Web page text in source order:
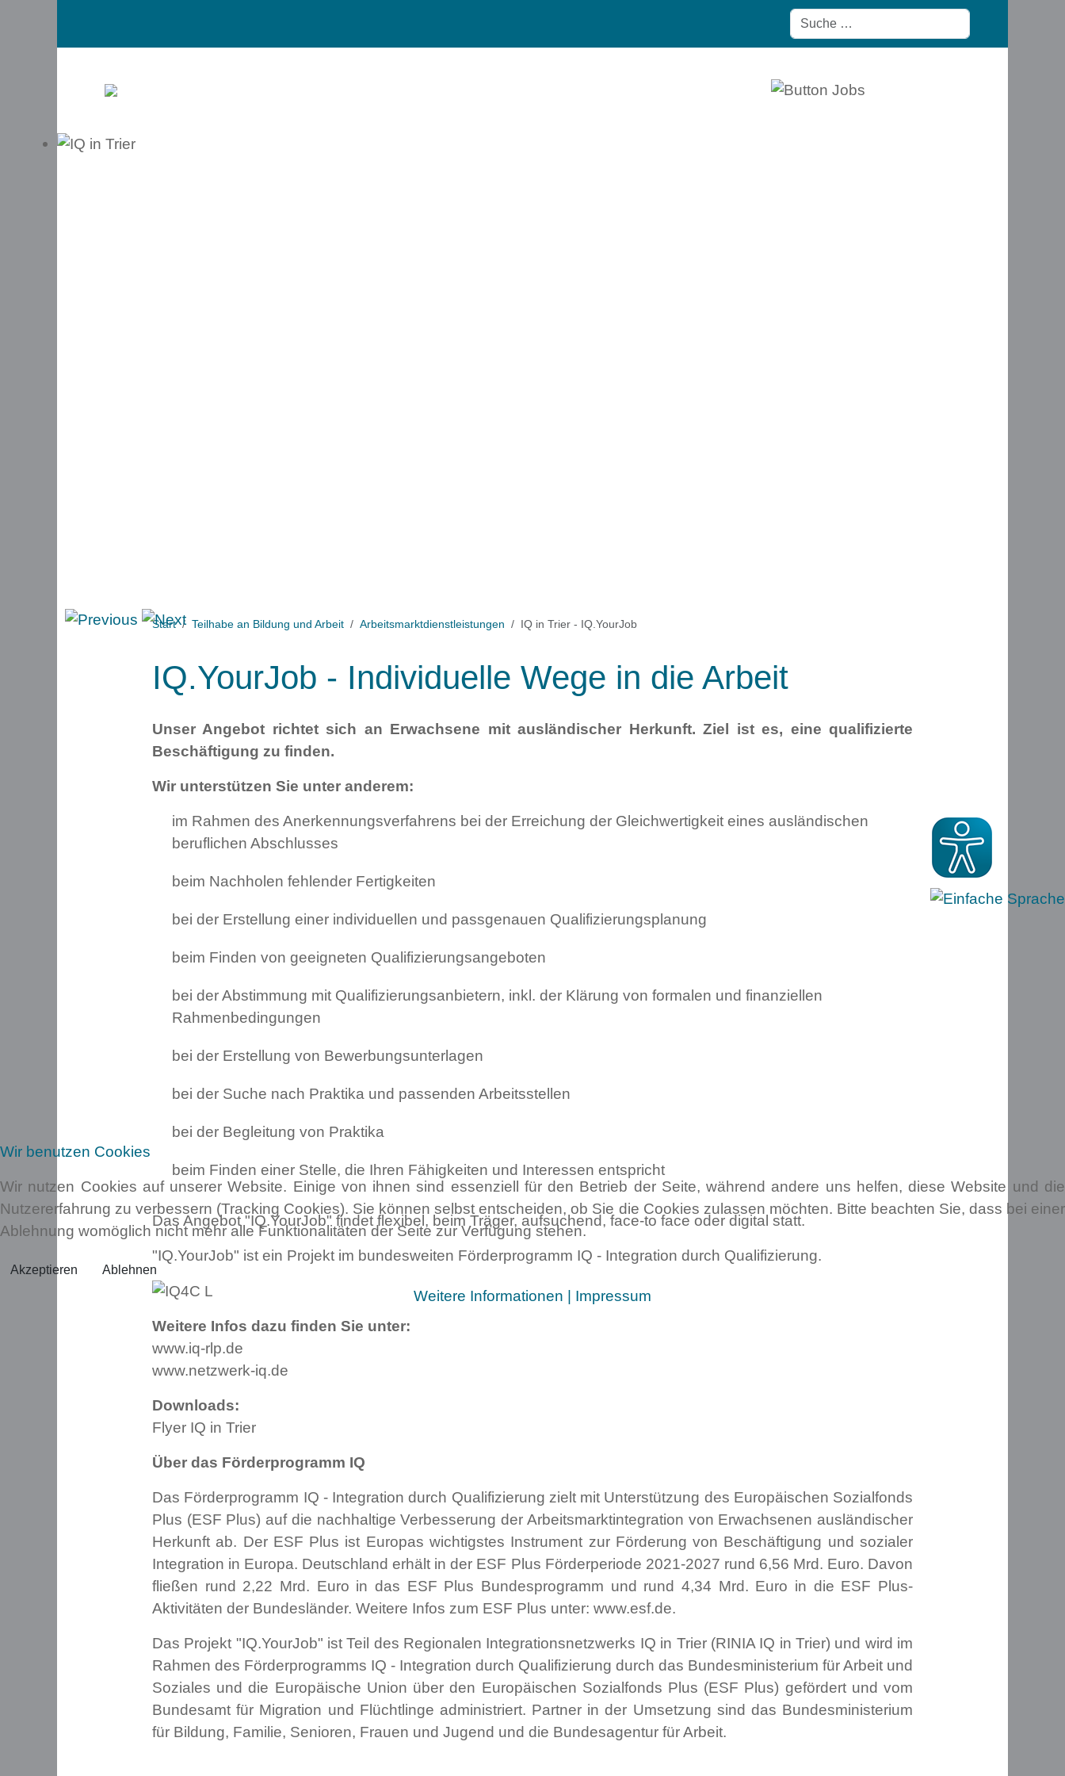
Start Teilhabe an Bildung und Arbeit Arbeitsmarktdienstleistungen IQ in Trier - IQ.YourJob
IQ.YourJob - Individuelle Wege in die Arbeit
Unser Angebot richtet sich an Erwachsene mit ausländischer Herkunft. Ziel ist es, eine qualifizierte
Beschäftigung zu finden.
Wir unterstützen Sie unter anderem:
im Rahmen des Anerkennungsverfahrens bei der Erreichung der Gleichwertigkeit eines ausländischen
beruflichen Abschlusses
beim Nachholen fehlender Fertigkeiten
bei der Erstellung einer individuellen und passgenauen Qualifizierungsplanung
beim Finden von geeigneten Qualifizierungsangeboten
bei der Abstimmung mit Qualifizierungsanbietern, inkl. der Klärung von formalen und finanziellen
Rahmenbedingungen
bei der Erstellung von Bewerbungsunterlagen
bei der Suche nach Praktika und passenden Arbeitsstellen
bei der Begleitung von Praktika
beim Finden einer Stelle, die Ihren Fähigkeiten und Interessen entspricht
Das Angebot "IQ.YourJob" findet flexibel, beim Träger, aufsuchend, face-to face oder digital statt.
"IQ.YourJob" ist ein Projekt im bundesweiten Förderprogramm IQ - Integration durch Qualifizierung.
Weitere Infos dazu finden Sie unter:
www.iq-rlp.de
www.netzwerk-iq.de
Downloads:
Flyer IQ in Trier
Über das Förderprogramm IQ
Das Förderprogramm IQ - Integration durch Qualifizierung zielt mit Unterstützung des Europäischen Sozialfonds
Plus (ESF Plus) auf die nachhaltige Verbesserung der Arbeitsmarktintegration von Erwachsenen ausländischer
Herkunft ab. Der ESF Plus ist Europas wichtigstes Instrument zur Förderung von Beschäftigung und sozialer
Integration in Europa. Deutschland erhält in der ESF Plus Förderperiode 2021-2027 rund 6,56 Mrd. Euro. Davon
fließen rund 2,22 Mrd. Euro in das ESF Plus Bundesprogramm und rund 4,34 Mrd. Euro in die ESF Plus-
Aktivitäten der Bundesländer. Weitere Infos zum ESF Plus unter: www.esf.de.
Das Projekt "IQ.YourJob" ist Teil des Regionalen Integrationsnetzwerks IQ in Trier (RINIA IQ in Trier) und wird im
Rahmen des Förderprogramms IQ - Integration durch Qualifizierung durch das Bundesministerium für Arbeit und
Soziales und die Europäische Union über den Europäischen Sozialfonds Plus (ESF Plus) gefördert und vom
Bundesamt für Migration und Flüchtlinge administriert. Partner in der Umsetzung sind das Bundesministerium
für Bildung, Familie, Senioren, Frauen und Jugend und die Bundesagentur für Arbeit.
Wir benutzen Cookies
Wir nutzen Cookies auf unserer Website. Einige von ihnen sind essenziell für den Betrieb der Seite, während andere uns helfen, diese Website und die
Nutzererfahrung zu verbessern (Tracking Cookies). Sie können selbst entscheiden, ob Sie die Cookies zulassen möchten. Bitte beachten Sie, dass bei einer
Ablehnung womöglich nicht mehr alle Funktionalitäten der Seite zur Verfügung stehen.
Akzeptieren Ablehnen
Weitere Informationen | Impressum